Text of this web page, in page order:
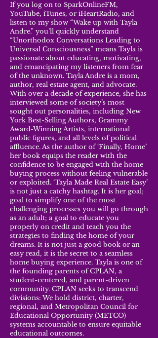
If you log on to SparkOnlineFM,
YouTube, iTunes, or iHeartRadio, and
listen to my show “Wake up with Tayla
Andre.” you’ll quickly understand
“Unorthodox Conversations Leading to
Universal Consciousness” means Tayla is
passionate about educating, motivating,
and emancipating my listeners from fear
of the unknown. Tayla Andre is a mom,
author, real estate agent, and advocate.
With over a decade of experience, she has
interviewed some of society’s most
sought out personalities, including New
York Best-Selling Authors, Grammy
Award-Winning Artists, international
public figures, and all levels of political
affluence. As the author of ‘Finally, Home’
her book equips the reader with the
confidence to be engaged with the home
buying process without feeling vulnerable
or exploited. ‘Tayla Made Real Estate Easy’
is not just a catchy hashtag. It is her goal;
goal to simplify one of the most
challenging processes you will go through
as an adult; a goal to educate you
properly on credit and teach you the
strategies to finding the home of your
dreams. It is not just a good book or an
easy read, it is the secret to a seamless
home buying experience. Tayla is one of
the founding parents of CPLAN, a
student-centered, and parent-driven
community. CPLAN seeks to transcend
divisions: We hold district, charter,
regional, and Metropolitan Council for
Educational Opportunity (METCO)
systems accountable to ensure equitable
educational outcomes.